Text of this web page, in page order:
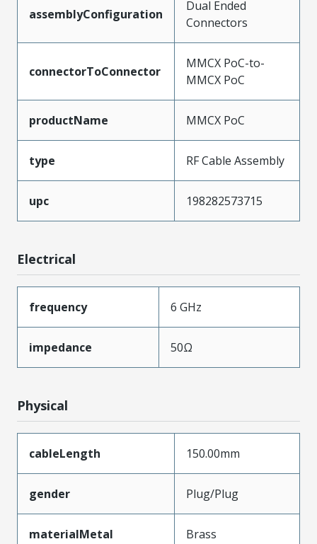
assemblyConfiguration
Dual Ended
Connectors
connectorToConnector
MMCX PoC-to-
MMCX PoC
productName MMCX PoC
type RF Cable Assembly
upc 198282573715
Electrical
frequency 6 GHz
impedance 50Ω
Physical
cableLength 150.00mm
gender Plug/Plug
materialMetal Brass